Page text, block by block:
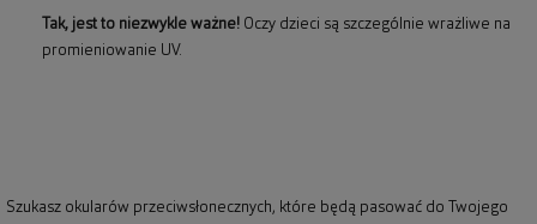
Tak, jest to niezwykle ważne! Oczy dzieci są szczególnie wrażliwe na
promieniowanie UV.
Szukasz okularów przeciwsłonecznych, które będą pasować do Twojego